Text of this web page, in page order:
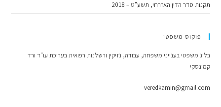
תקנות סדר הדין האזרחי, תשע"ט – 2018
פוקוס משפטי
בלוג משפטי בענייני משפחה, עבודה, נזיקין ורשלנות רפואית בעריכת עו"ד ורד
קמינסקי
veredkamin@gmail.com